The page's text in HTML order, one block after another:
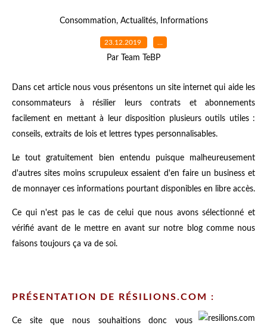
Consommation, Actualités, Informations
23.12.2019 …
Par Team TeBP
Dans cet article nous vous présentons un site internet qui aide les
consommateurs à résilier leurs contrats et abonnements
facilement en mettant à leur disposition plusieurs outils utiles :
conseils, extraits de lois et lettres types personnalisables.
Le tout gratuitement bien entendu puisque malheureusement
d'autres sites moins scrupuleux essaient d'en faire un business et
de monnayer ces informations pourtant disponibles en libre accès.
Ce qui n'est pas le cas de celui que nous avons sélectionné et
vérifié avant de le mettre en avant sur notre blog comme nous
faisons toujours ça va de soi.
PRÉSENTATION DE RÉSILIONS.COM :
Ce site que nous souhaitions donc vous